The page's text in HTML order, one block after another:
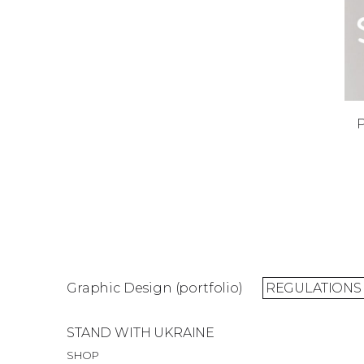
Graphic Design (portfolio) REGULATIONS
STAND WITH UKRAINE
SHOP